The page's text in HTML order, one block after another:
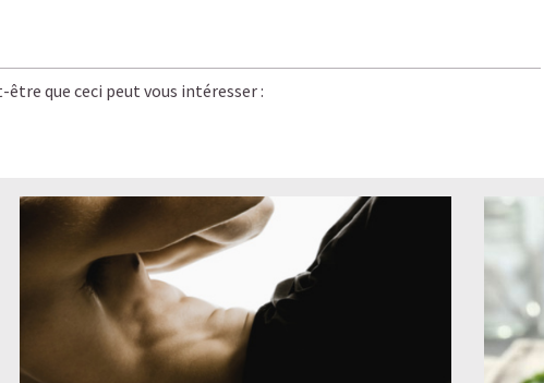
gourmandes — nos boissons glacées ont tout pour plaire aux
être.
énergie stable et légèreté. C’est le plaisir caféiné réinventé — bon
SHOP, SANS LE SUCRE NI LES COMPROMIS
que ceci peut vous intéresser :